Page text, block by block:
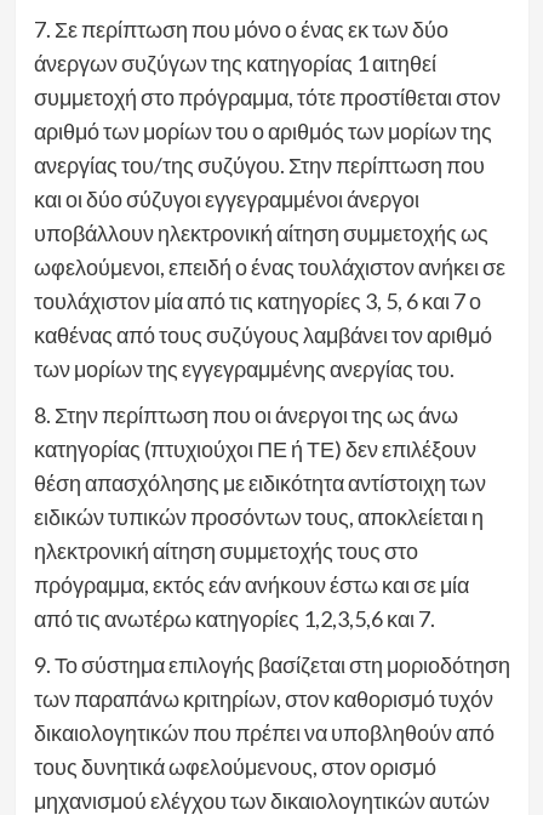
7. Σε περίπτωση που μόνο ο ένας εκ των δύο
άνεργων συζύγων της κατηγορίας 1 αιτηθεί
συμμετοχή στο πρόγραμμα, τότε προστίθεται στον
αριθμό των μορίων του ο αριθμός των μορίων της
ανεργίας του/της συζύγου. Στην περίπτωση που
και οι δύο σύζυγοι εγγεγραμμένοι άνεργοι
υποβάλλουν ηλεκτρονική αίτηση συμμετοχής ως
ωφελούμενοι, επειδή ο ένας τουλάχιστον ανήκει σε
τουλάχιστον μία από τις κατηγορίες 3, 5, 6 και 7 ο
καθένας από τους συζύγους λαμβάνει τον αριθμό
των μορίων της εγγεγραμμένης ανεργίας του.
8. Στην περίπτωση που οι άνεργοι της ως άνω
κατηγορίας (πτυχιούχοι ΠΕ ή ΤΕ) δεν επιλέξουν
θέση απασχόλησης με ειδικότητα αντίστοιχη των
ειδικών τυπικών προσόντων τους, αποκλείεται η
ηλεκτρονική αίτηση συμμετοχής τους στο
πρόγραμμα, εκτός εάν ανήκουν έστω και σε μία
από τις ανωτέρω κατηγορίες 1,2,3,5,6 και 7.
9. Το σύστημα επιλογής βασίζεται στη μοριοδότηση
των παραπάνω κριτηρίων, στον καθορισμό τυχόν
δικαιολογητικών που πρέπει να υποβληθούν από
τους δυνητικά ωφελούμενους, στον ορισμό
μηχανισμού ελέγχου των δικαιολογητικών αυτών